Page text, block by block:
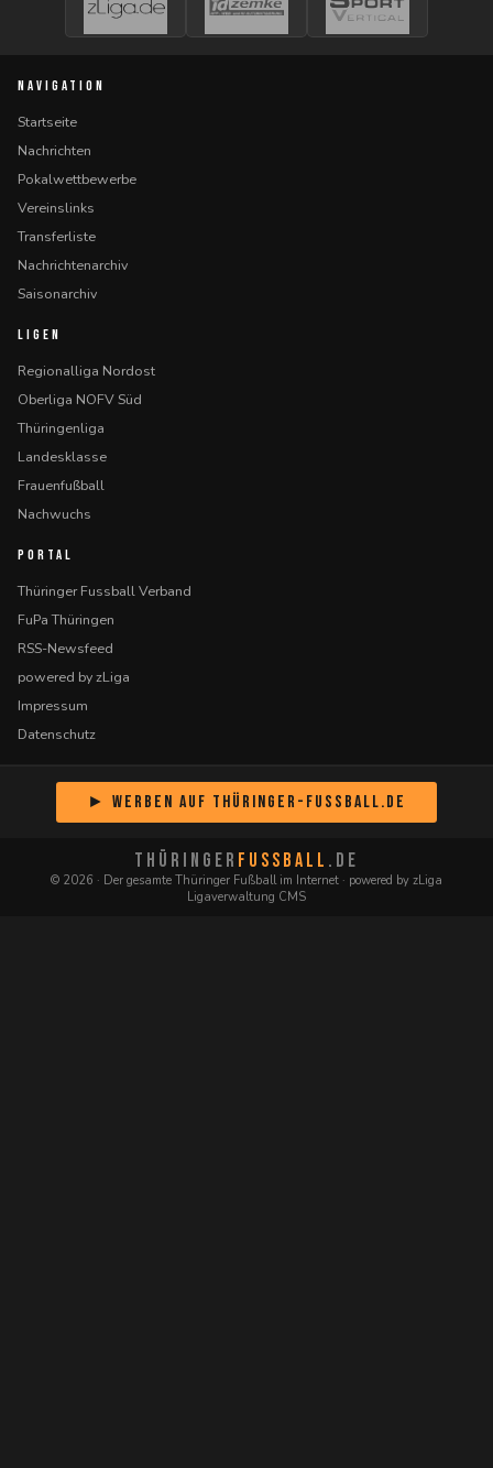
NAVIGATION
Startseite
Nachrichten
Pokalwettbewerbe
Vereinslinks
Transferliste
Nachrichtenarchiv
Saisonarchiv
LIGEN
Regionalliga Nordost
Oberliga NOFV Süd
Thüringenliga
Landesklasse
Frauenfußball
Nachwuchs
PORTAL
Thüringer Fussball Verband
FuPa Thüringen
RSS-Newsfeed
powered by zLiga
Impressum
Datenschutz
► Werben auf Thüringer-Fussball.de
THÜRINGER FUSSBALL .DE
© 2026 · Der gesamte Thüringer Fußball im Internet · powered by zLiga
Ligaverwaltung CMS